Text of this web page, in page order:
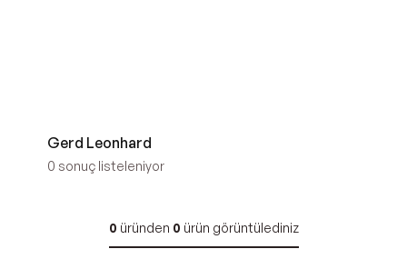
Gerd Leonhard
0 sonuç listeleniyor
0 üründen 0 ürün görüntülediniz